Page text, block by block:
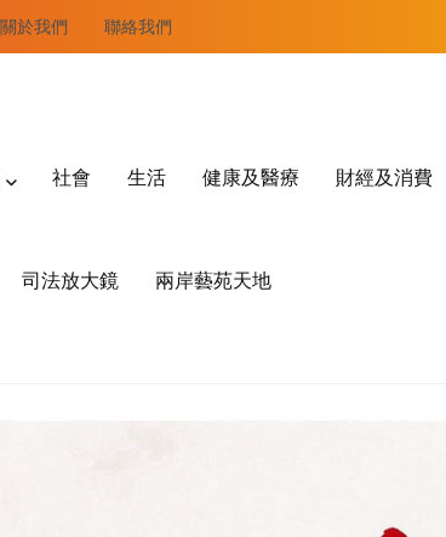
關於我們 聯絡我們
社會 生活 健康及醫療 財經及消費
司法放大鏡 兩岸藝苑天地